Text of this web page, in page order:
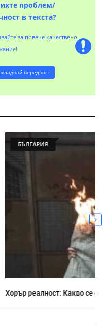
проблем/
в текста?
за повече качествено
нередност
у нас